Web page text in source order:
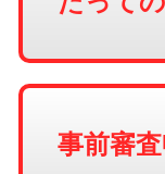
事前審